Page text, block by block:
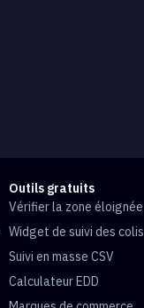
Outils gratuits
Vérifier la zone éloignée
Widget de suivi des colis
Suivi en masse CSV
Calculateur EDD